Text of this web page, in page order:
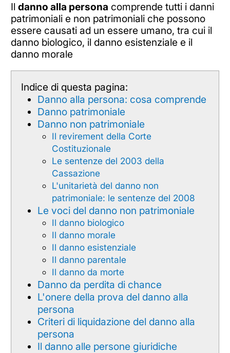
Il danno alla persona comprende tutti i danni
patrimoniali e non patrimoniali che possono
essere causati ad un essere umano, tra cui il
danno biologico, il danno esistenziale e il
danno morale
Indice di questa pagina:
Danno alla persona: cosa comprende
Danno patrimoniale
Danno non patrimoniale
Il revirement della Corte
Costituzionale
Le sentenze del 2003 della
Cassazione
L'unitarietà del danno non
patrimoniale: le sentenze del 2008
Le voci del danno non patrimoniale
Il danno biologico
Il danno morale
Il danno esistenziale
Il danno parentale
Il danno da morte
Danno da perdita di chance
L'onere della prova del danno alla
persona
Criteri di liquidazione del danno alla
persona
Il danno alle persone giuridiche